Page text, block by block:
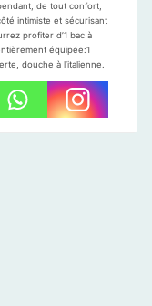
de tout confort,
intimiste et sécurisant
profiter d’1 bac à
équipée:1
douche à l’italienne.